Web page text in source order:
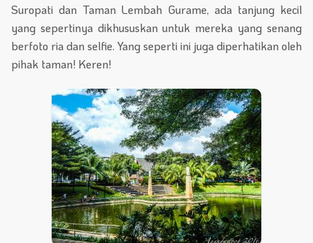
Suropati dan Taman Lembah Gurame, ada tanjung kecil
yang sepertinya dikhususkan untuk mereka yang senang
berfoto ria dan selfie. Yang seperti ini juga diperhatikan oleh
pihak taman! Keren!